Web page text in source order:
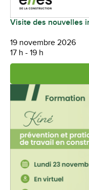
Visite des nouvelles
19 novembre 2026
17 h - 19 h